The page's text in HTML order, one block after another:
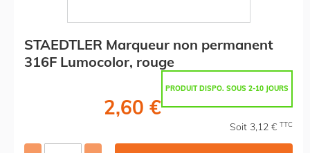
STAEDTLER Marqueur non permanent
316F Lumocolor, rouge
PRODUIT DISPO. SOUS 2-10 JOURS
2,60 €
Soit 3,12 € TTC